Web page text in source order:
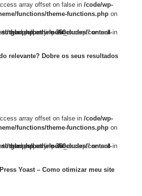
array offset on false in /code/wp-
functions/theme-functions.php on
access array offset on false in
betheme/functions/theme-functions.php
on line1623
to read property "post_excerpt" on null in
/code/wp-content/themes/betheme/includes/content-single.phpon line360
relevante? Dobre os seus resultados
array offset on false in /code/wp-
functions/theme-functions.php on
access array offset on false in
betheme/functions/theme-functions.php
on line1623
to read property "post_excerpt" on null in
/code/wp-content/themes/betheme/includes/content-single.phpon line360
Yoast – Como otimizar meu site